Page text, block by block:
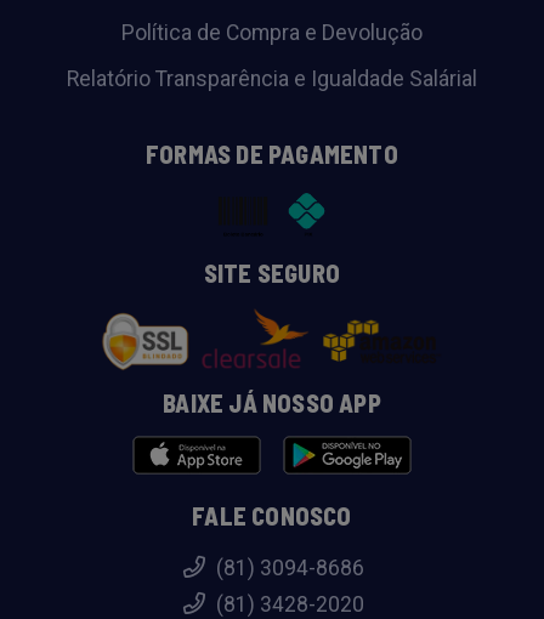
Política de Compra e Devolução
Relatório Transparência e Igualdade Salárial
FORMAS DE PAGAMENTO
SITE SEGURO
BAIXE JÁ NOSSO APP
FALE CONOSCO
(81) 3094-8686
(81) 3428-2020